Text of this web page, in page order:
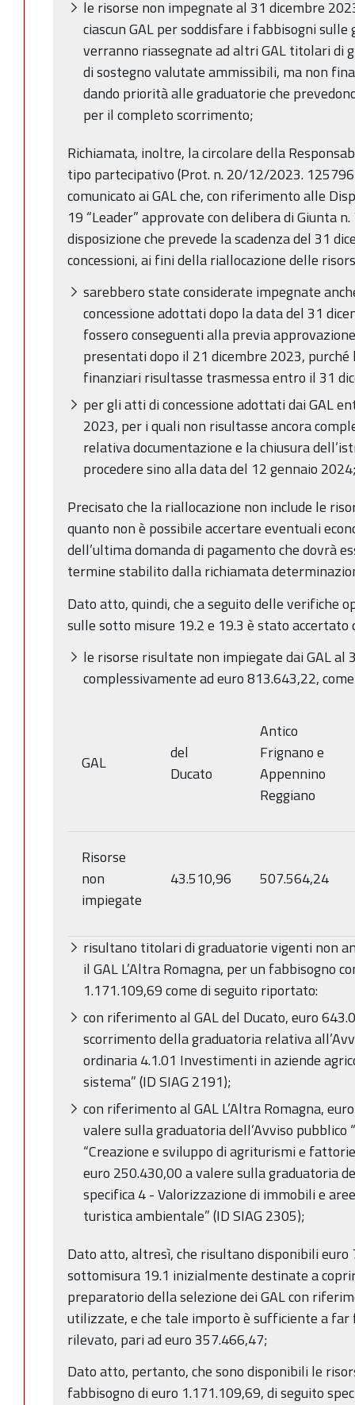
le risorse non impegnate al 31 dicembre
ciascun GAL per soddisfare i fabbisogni
verranno riassegnate ad altri GAL titolari di
di sostegno valutate ammissibili, ma non
dando priorità alle graduatorie che
per il completo scorrimento;
Richiamata, inoltre, la circolare della
tipo partecipativo (Prot. n. 20/12/2023.
comunicato ai GAL che, con riferimento alle
19 “Leader” approvate con delibera di Giunta
disposizione che prevede la scadenza del 31
concessioni, ai fini della riallocazione delle
sarebbero state considerate impegnate
concessione adottati dopo la data del 31
fossero conseguenti alla previa
presentati dopo il 21 dicembre 2023,
finanziari risultasse trasmessa entro il 31
per gli atti di concessione adottati dai GAL
2023, per i quali non risultasse ancora
relativa documentazione e la chiusura
procedere sino alla data del 12 gennaio
Precisato che la riallocazione non include le
quanto non è possibile accertare eventuali
dell’ultima domanda di pagamento che dovrà
termine stabilito dalla richiamata
Dato atto, quindi, che a seguito delle verifiche
sulle sotto misure 19.2 e 19.3 è stato accertato
le risorse risultate non impiegate dai GAL al
complessivamente ad euro 813.643,22,
GAL
del
Ducato
Antico
Frignano e
Appennino
Reggiano
Risorse
non
impiegate
43.510,96 507.564,24
risultano titolari di graduatorie vigenti non
il GAL L’Altra Romagna, per un fabbisogno
1.171.109,69 come di seguito riportato:
con riferimento al GAL del Ducato, euro
scorrimento della graduatoria relativa
ordinaria 4.1.01 Investimenti in aziende
sistema” (ID SIAG 2191);
con riferimento al GAL L’Altra Romagna,
valere sulla graduatoria dell’Avviso pubblico
“Creazione e sviluppo di agriturismi e
euro 250.430,00 a valere sulla graduatoria
specifica 4 - Valorizzazione di immobili e
turistica ambientale” (ID SIAG 2305);
Dato atto, altresì, che risultano disponibili
sottomisura 19.1 inizialmente destinate a
preparatorio della selezione dei GAL con
utilizzate, e che tale importo è sufficiente a
rilevato, pari ad euro 357.466,47;
Dato atto, pertanto, che sono disponibili le
fabbisogno di euro 1.171.109,69, di seguito